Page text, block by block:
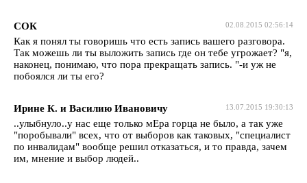
02.08.2015 02:56:14
СОК
Как я понял ты говоришь что есть запись вашего разговора.
Так можешь ли ты выложить запись где он тебе угрожает? "я,
наконец, понимаю, что пора прекращать запись. "-и уж не
побоялся ли ты его?
13.07.2015 19:30:13
Ирине К. и Василию Ивановичу
..улыбнуло..у нас еще только мЕра горца не было, а так уже
"поробывали" всех, что от выборов как таковых, "специалист
по инвалидам" вообще решил отказаться, и то правда, зачем
им, мнение и выбор людей..